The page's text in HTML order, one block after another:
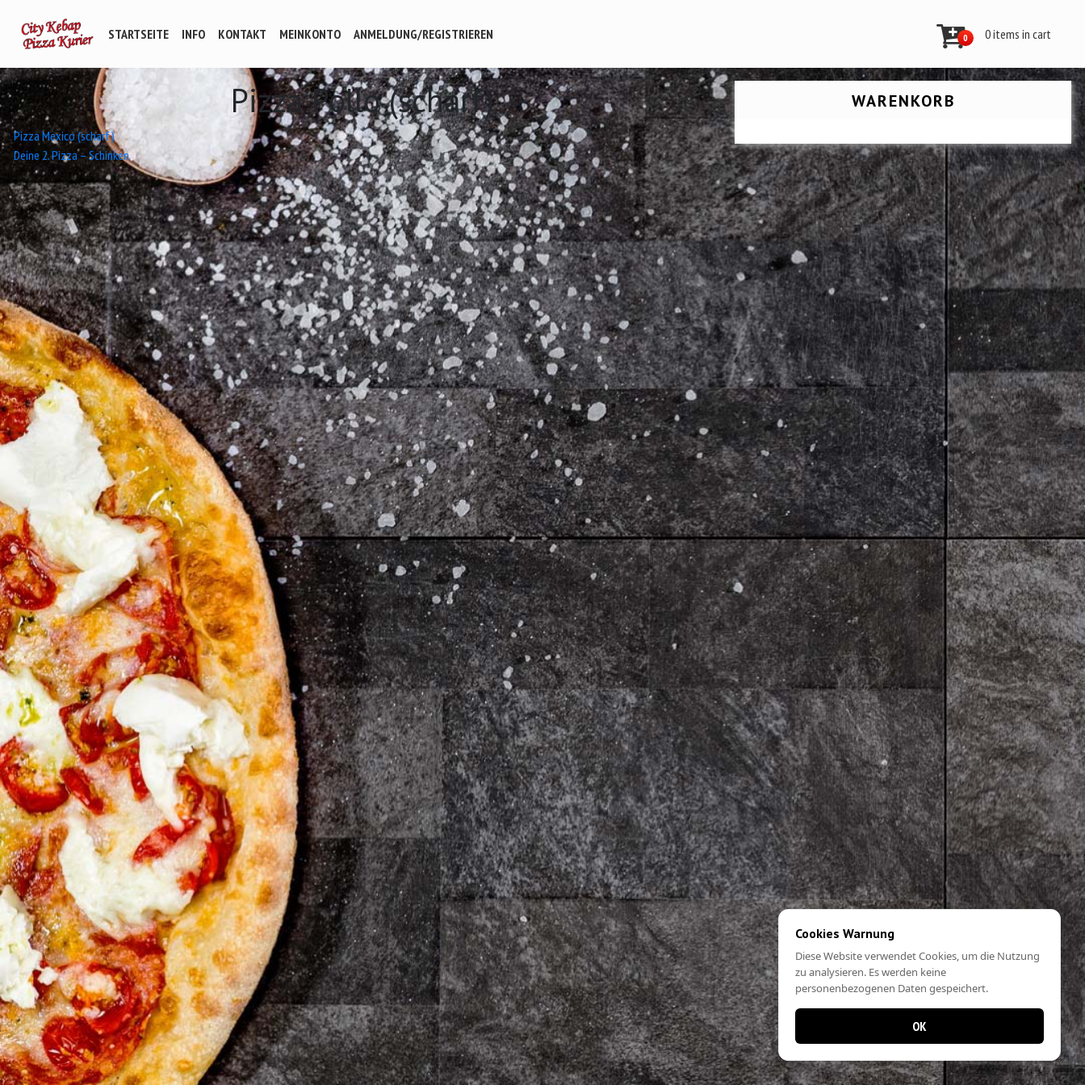
STARTSEITE INFO KONTAKT MEINKONTO ANMELDUNG/REGISTRIEREN 0 0 items in cart
Pizza Pollo (scharf)
Beitrags-
Navigation
Pizza Mexico (scharf)
Deine 2. Pizza – Schinken
WARENKORB
Cookies Warnung
Diese Website verwendet Cookies, um die Nutzung
zu analysieren. Es werden keine
personenbezogenen Daten gespeichert.
OK